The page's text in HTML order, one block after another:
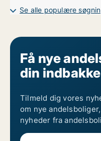
Se alle populære
Få nye
din indbakke
Tilmeld dig vores
om nye
nyheder fra